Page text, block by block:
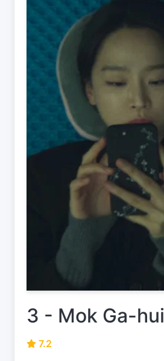
3 - Mok Ga-hui
7.2